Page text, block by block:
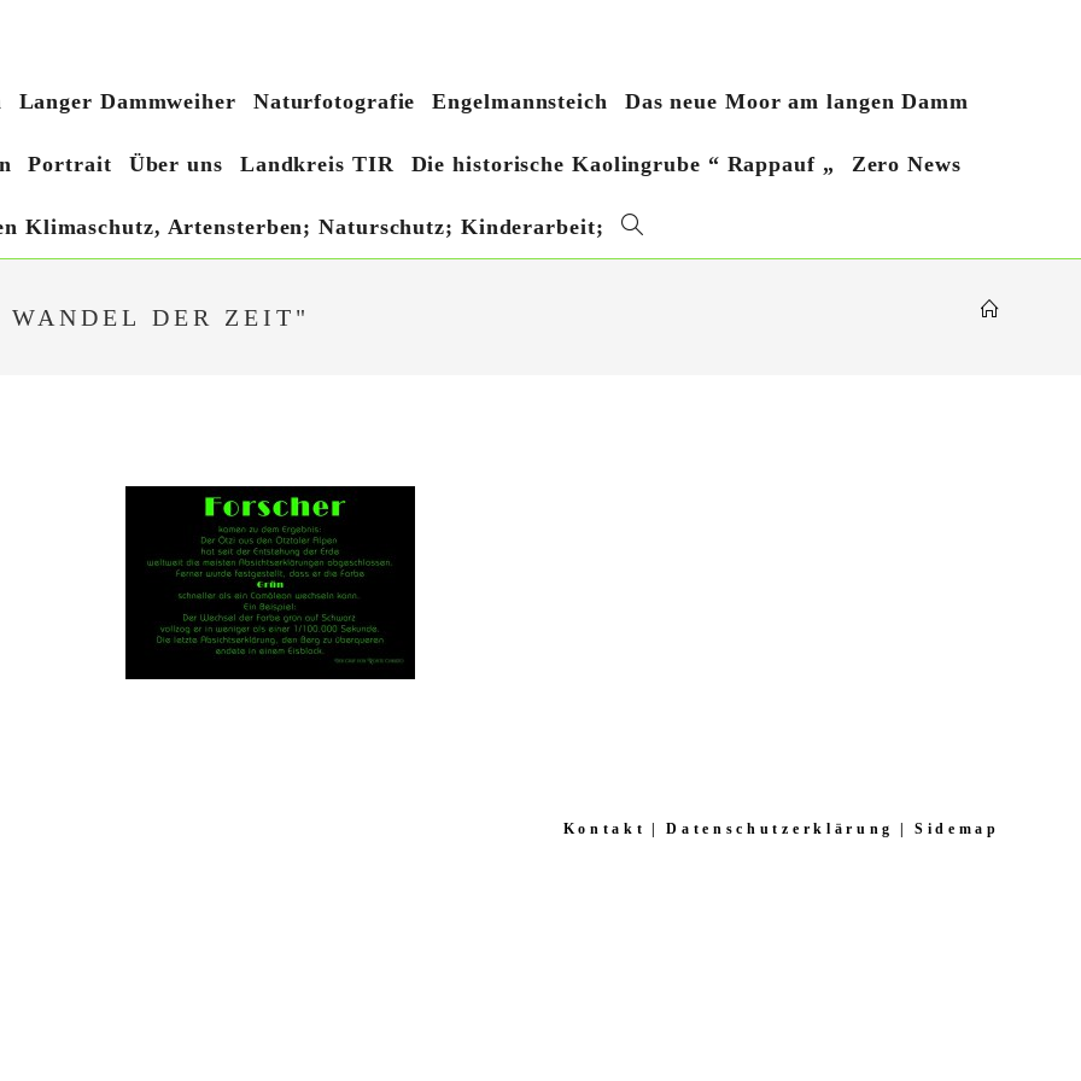
Langer Dammweiher Naturfotografie Engelmannsteich Das neue Moor am langen Damm
Portrait Über uns Landkreis TIR Die historische Kaolingrube “ Rappauf „ Zero News
Klimaschutz, Artensterben; Naturschutz; Kinderarbeit; Website-
DER ZEIT"
Kontakt Datenschutzerklärung Sidemap